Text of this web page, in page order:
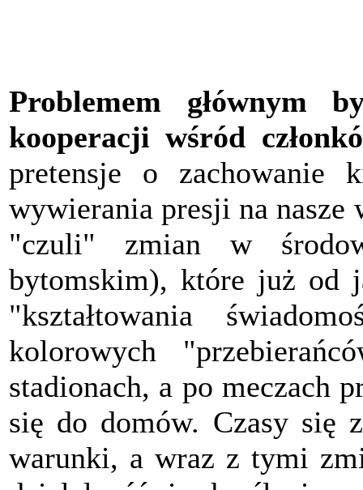
Problemem głównym
kooperacji wśród
pretensje o zachowanie
wywierania presji na nasze
"czuli" zmian w
bytomskim), które już od
"kształtowania
kolorowych
stadionach, a po meczach
się do domów. Czasy się
warunki, a wraz z tymi